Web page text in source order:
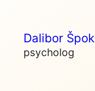
contentDalibor Špok
psycholog